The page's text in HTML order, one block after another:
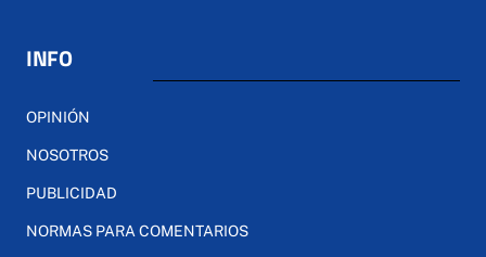
INFO
OPINIÓN
NOSOTROS
PUBLICIDAD
NORMAS PARA COMENTARIOS